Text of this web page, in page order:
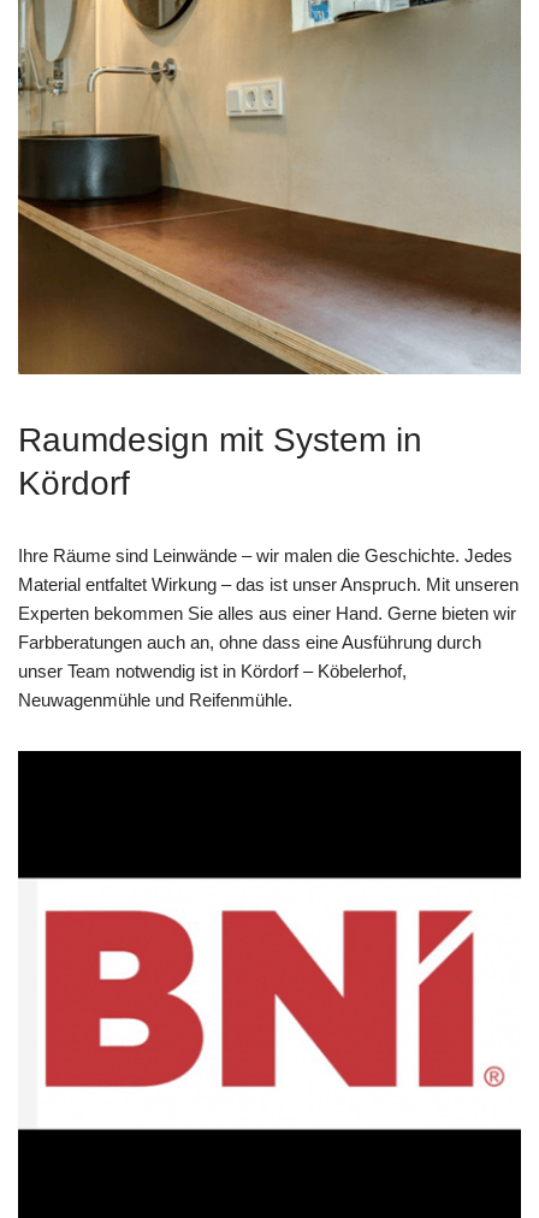
Raumdesign mit System in
Kördorf
Ihre Räume sind Leinwände – wir malen die Geschichte. Jedes
Material entfaltet Wirkung – das ist unser Anspruch. Mit unseren
Experten bekommen Sie alles aus einer Hand. Gerne bieten wir
Farbberatungen auch an, ohne dass eine Ausführung durch
unser Team notwendig ist in Kördorf – Köbelerhof,
Neuwagenmühle und Reifenmühle.